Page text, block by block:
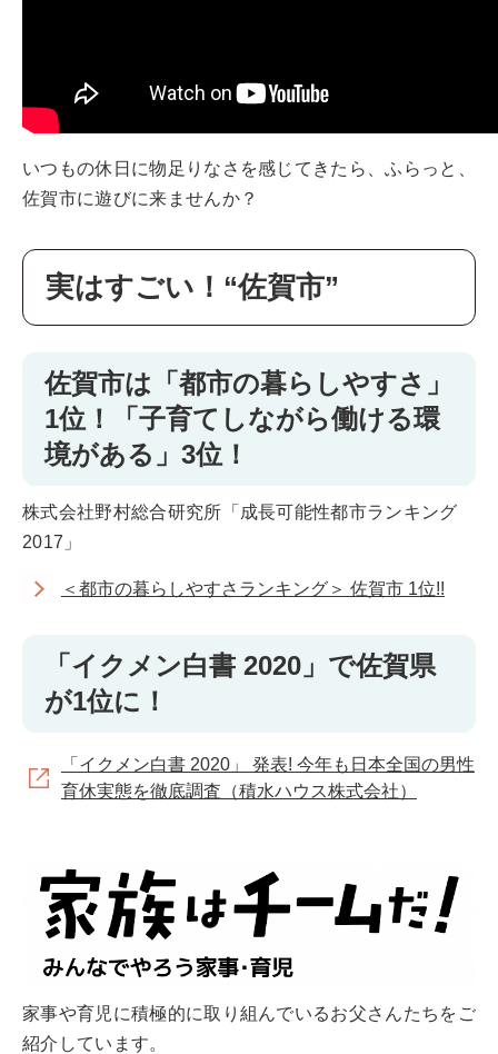
いつもの休日に物足りなさを感じてきたら、ふらっと、
佐賀市に遊びに来ませんか？
実はすごい！“佐賀市”
佐賀市は「都市の暮らしやすさ」
1位！「子育てしながら働ける環
境がある」3位！
株式会社野村総合研究所「成長可能性都市ランキング
2017」
＜都市の暮らしやすさランキング＞ 佐賀市 1位!!
「イクメン白書 2020」で佐賀県
が1位に！
「イクメン白書 2020」 発表! 今年も日本全国の男性
育休実態を徹底調査（積水ハウス株式会社）
家事や育児に積極的に取り組んでいるお父さんたちをご
紹介しています。